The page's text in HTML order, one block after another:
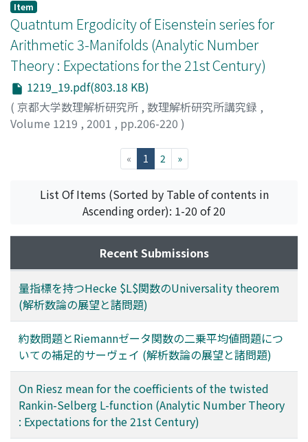
Item
Quatntum Ergodicity of Eisenstein series for
Arithmetic 3-Manifolds (Analytic Number
Theory : Expectations for the 21st Century)
1219_19.pdf(803.18 KB)
( 京都大学数理解析研究所 , 数理解析研究所講究録 ,
Volume 1219 , 2001 , pp.206-220 )
« 1 (current)
2 »
List Of Items (Sorted by Table of contents in
Ascending order): 1-20 of 20
Recent Submissions
量指標を持つHecke $L$関数のUniversality theorem
(解析数論の展望と諸問題)
約数問題とRiemannゼータ関数の二乗平均値問題につ
いての補足的サーヴェイ (解析数論の展望と諸問題)
On Riesz mean for the coefficients of the twisted
Rankin-Selberg L-function (Analytic Number Theory
: Expectations for the 21st Century)